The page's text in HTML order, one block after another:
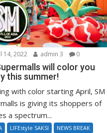
14, 2022 admin 3 0
will color you
this summer!
with color starting April, SM
is giving its shoppers of
a spectrum...
LIFEstyle SAKSI
NEWS BREAK